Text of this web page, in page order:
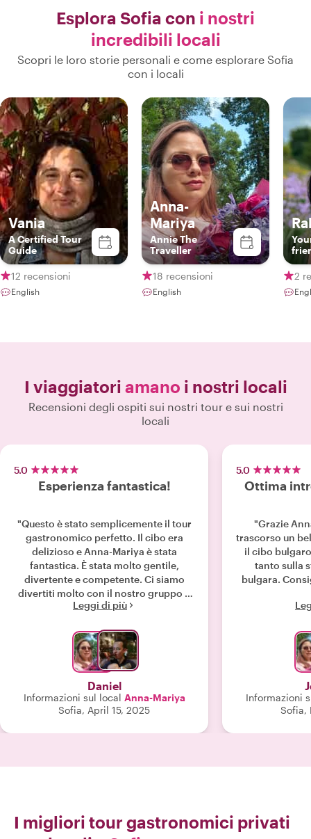
Esplora Sofia con i nostri
incredibili locali
Scopri le loro storie personali e come esplorare Sofia
con i locali
Vania
A Certified Tour
Guide
12 recensioni
English
Anna-
Mariya
Annie The
Traveller
18 recensioni
English
2
I viaggiatori amano i nostri locali
Recensioni degli ospiti sui nostri tour e sui nostri
locali
5.0
Esperienza fantastica!
"Questo è stato semplicemente il tour
gastronomico perfetto. Il cibo era
delizioso e Anna-Mariya è stata
fantastica. È stata molto gentile,
divertente e competente. Ci siamo
divertiti molto con il nostro gruppo e
con Anna-Mariya. Consiglio
Leggi di più
Daniel
Informazioni sul local Anna-Mariya
Sofia, April 15, 2025
5.0
Ottima
"Grazie
trascorso un
il cibo
tanto sulla
bulgara.
Informazioni
Sofia,
I migliori tour gastronomici privati